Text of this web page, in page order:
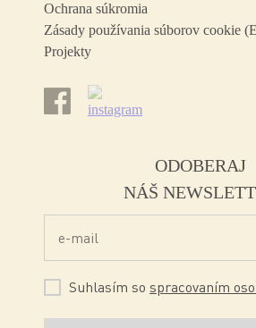
Ochrana súkromia
Zásady používania súborov cookie
Projekty
ODOBERAJ
NÁŠ
Suhlasím so spracovaním